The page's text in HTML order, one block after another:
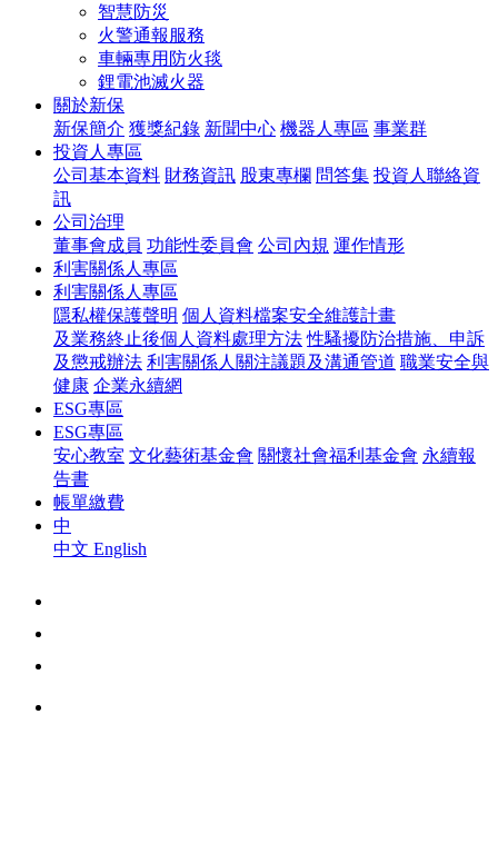
智慧防災
火警通報服務
車輛專用防火毯
鋰電池滅火器
關於新保
新保簡介 獲獎紀錄 新聞中心 機器人專區 事業群
投資人專區
公司基本資料 財務資訊 股東專欄 問答集 投資人聯絡資
訊
公司治理
董事會成員 功能性委員會 公司內規 運作情形
利害關係人專區
利害關係人專區
隱私權保護聲明 個人資料檔案安全維護計畫
及業務終止後個人資料處理方法 性騷擾防治措施、申訴
及懲戒辦法 利害關係人關注議題及溝通管道 職業安全與
健康 企業永續網
ESG專區
ESG專區
安心教室 文化藝術基金會 關懷社會福利基金會 永續報
告書
帳單繳費
中
中文 English